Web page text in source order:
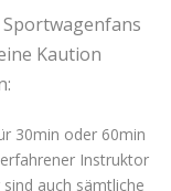
Kaution
30min oder 60min
Instruktor
auch sämtliche